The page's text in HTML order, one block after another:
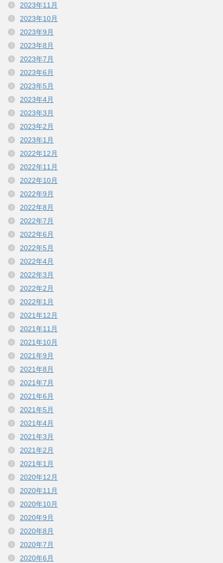
2023年11月
2023年10月
2023年9月
2023年8月
2023年7月
2023年6月
2023年5月
2023年4月
2023年3月
2023年2月
2023年1月
2022年12月
2022年11月
2022年10月
2022年9月
2022年8月
2022年7月
2022年6月
2022年5月
2022年4月
2022年3月
2022年2月
2022年1月
2021年12月
2021年11月
2021年10月
2021年9月
2021年8月
2021年7月
2021年6月
2021年5月
2021年4月
2021年3月
2021年2月
2021年1月
2020年12月
2020年11月
2020年10月
2020年9月
2020年8月
2020年7月
2020年6月